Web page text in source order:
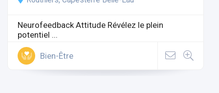
Neurofeedback Attitude Révélez le plein
potentiel ...
Bien-Être